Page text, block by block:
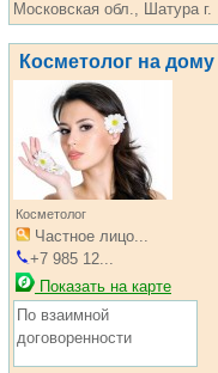
Московская обл., Шатура г.
Косметолог на дому
Косметолог
Частное лицо...
+7 985 12...
Показать на карте
По взаимной
договоренности